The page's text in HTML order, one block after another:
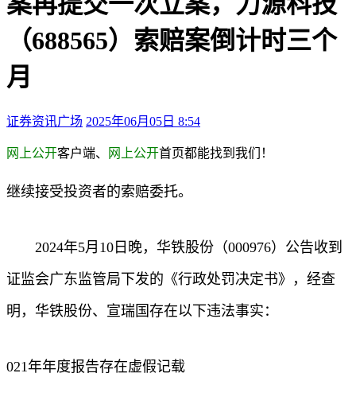
（688565）索赔案倒计时三个
月
证券资讯广场 2025年06月05日 8:54
网上公开客户端、 网上公开首页都能找到我们！
继续接受投资者的索赔委托。
2024年5月10日晚，华铁股份（000976）公告收到
证监会广东监管局下发的《行政处罚决定书》，经查
明，华铁股份、宣瑞国存在以下违法事实：
021年年度报告存在虚假记载